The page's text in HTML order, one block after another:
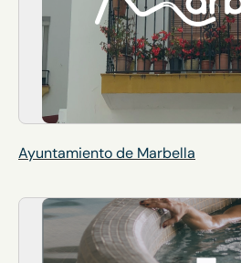
Ayuntamiento de Marbella